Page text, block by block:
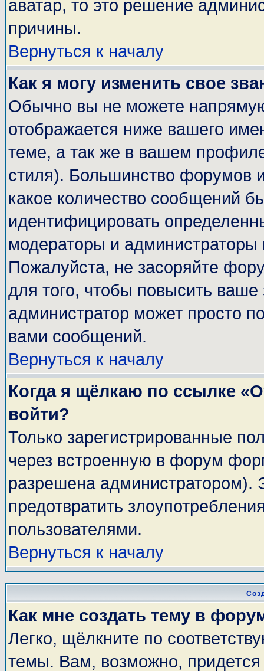
аватар, то это решение
причины.
Вернуться к началу
Как я могу изменить свое
Обычно вы не можете
отображается ниже вашего
теме, а так же в вашем
стиля). Большинство форумов
какое количество сообщений
идентифицировать
модераторы и администраторы
Пожалуйста, не засоряйте
для того, чтобы повысить
администратор может просто
вами сообщений.
Вернуться к началу
Когда я щёлкаю по ссылке
войти?
Только зарегистрированные
через встроенную в форум
разрешена администратором).
предотвратить
пользователями.
Вернуться к началу
Как мне создать тему в
Легко, щёлкните по
темы. Вам, возможно, придется